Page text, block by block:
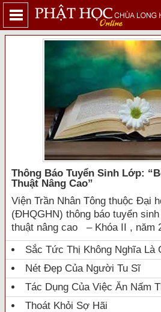
Thông Báo Tuyển Sinh Lớp:
Thuật Nâng Cao”
Viện Trần Nhân Tông thuộc Đại
(ĐHQGHN) thông báo tuyển
thuật nâng cao – Khóa II , năm
Sắc Tức Thị Không Nghĩa Là
Nét Đẹp Của Người Tu Sĩ
Tác Dụng Của Việc Ăn Nấm
Thoát Khỏi Sợ Hãi